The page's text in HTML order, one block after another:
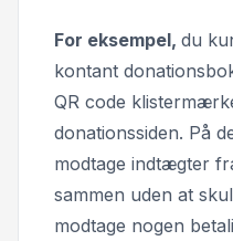
For eksempel, du
kontant
QR code
donationssiden. På
modtage indtægter
sammen uden at
modtage nogen